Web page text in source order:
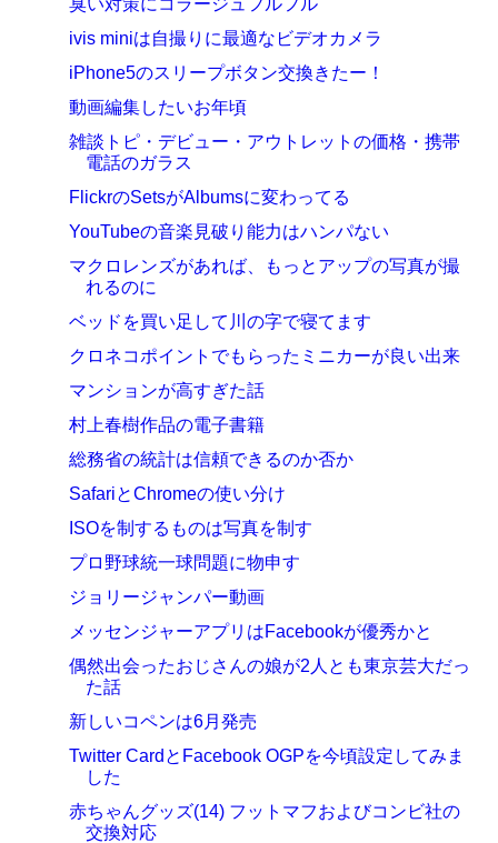
臭い対策にコラージュフルフル
ivis miniは自撮りに最適なビデオカメラ
iPhone5のスリープボタン交換きたー！
動画編集したいお年頃
雑談トピ・デビュー・アウトレットの価格・携帯
電話のガラス
FlickrのSetsがAlbumsに変わってる
YouTubeの音楽見破り能力はハンパない
マクロレンズがあれば、もっとアップの写真が撮
れるのに
ベッドを買い足して川の字で寝てます
クロネコポイントでもらったミニカーが良い出来
マンションが高すぎた話
村上春樹作品の電子書籍
総務省の統計は信頼できるのか否か
SafariとChromeの使い分け
ISOを制するものは写真を制す
プロ野球統一球問題に物申す
ジョリージャンパー動画
メッセンジャーアプリはFacebookが優秀かと
偶然出会ったおじさんの娘が2人とも東京芸大だっ
た話
新しいコペンは6月発売
Twitter CardとFacebook OGPを今頃設定してみま
した
赤ちゃんグッズ(14) フットマフおよびコンビ社の
交換対応